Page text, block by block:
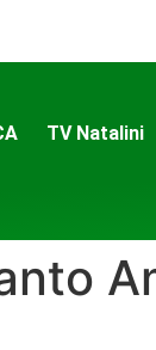
TV Natalini